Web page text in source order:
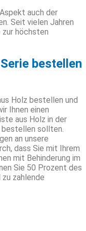
auch der
Seit vielen Jahren
zur höchsten
bestellen
Holz bestellen und
Ihnen einen
aus Holz in der
bestellen sollten.
an unsere
dass Sie mit Ihrem
mit Behinderung im
Sie 50 Prozent des
zahlende